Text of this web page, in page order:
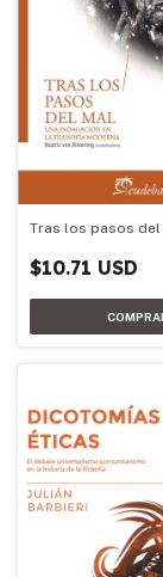
Tras los pasos del
$10.71 USD